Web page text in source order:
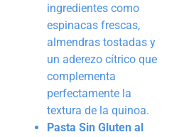
ingredientes como
espinacas frescas,
almendras tostadas y
un aderezo cítrico que
complementa
perfectamente la
textura de la quinoa.
Pasta Sin Gluten al